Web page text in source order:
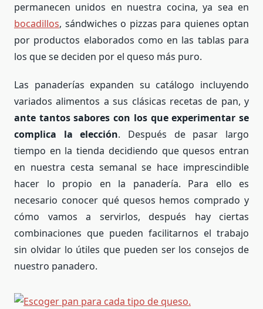
permanecen unidos en nuestra cocina, ya sea en
bocadillos, sándwiches o pizzas para quienes optan
por productos elaborados como en las tablas para
los que se deciden por el queso más puro.
Las panaderías expanden su catálogo incluyendo
variados alimentos a sus clásicas recetas de pan, y
ante tantos sabores con los que experimentar se
complica la elección. Después de pasar largo
tiempo en la tienda decidiendo que quesos entran
en nuestra cesta semanal se hace imprescindible
hacer lo propio en la panadería. Para ello es
necesario conocer qué quesos hemos comprado y
cómo vamos a servirlos, después hay ciertas
combinaciones que pueden facilitarnos el trabajo
sin olvidar lo útiles que pueden ser los consejos de
nuestro panadero.